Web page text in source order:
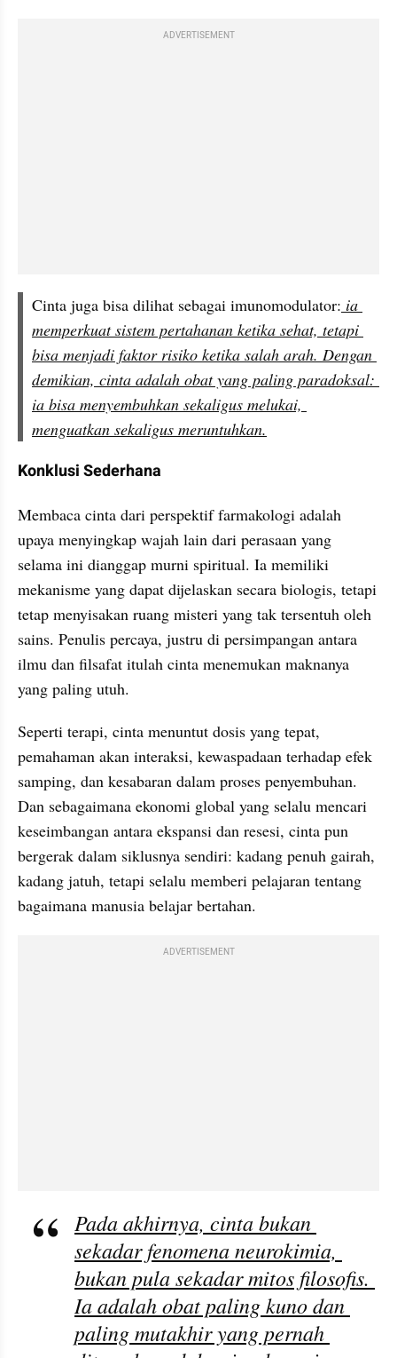
ADVERTISEMENT
Cinta juga bisa dilihat sebagai imunomodulator: ia
memperkuat sistem pertahanan ketika sehat, tetapi
bisa menjadi faktor risiko ketika salah arah. Dengan
demikian, cinta adalah obat yang paling paradoksal:
ia bisa menyembuhkan sekaligus melukai,
menguatkan sekaligus meruntuhkan.
Konklusi Sederhana
Membaca cinta dari perspektif farmakologi adalah
upaya menyingkap wajah lain dari perasaan yang
selama ini dianggap murni spiritual. Ia memiliki
mekanisme yang dapat dijelaskan secara biologis, tetapi
tetap menyisakan ruang misteri yang tak tersentuh oleh
sains. Penulis percaya, justru di persimpangan antara
ilmu dan filsafat itulah cinta menemukan maknanya
yang paling utuh.
Seperti terapi, cinta menuntut dosis yang tepat,
pemahaman akan interaksi, kewaspadaan terhadap efek
samping, dan kesabaran dalam proses penyembuhan.
Dan sebagaimana ekonomi global yang selalu mencari
keseimbangan antara ekspansi dan resesi, cinta pun
bergerak dalam siklusnya sendiri: kadang penuh gairah,
kadang jatuh, tetapi selalu memberi pelajaran tentang
bagaimana manusia belajar bertahan.
ADVERTISEMENT
Pada akhirnya, cinta bukan
sekadar fenomena neurokimia,
bukan pula sekadar mitos filosofis.
Ia adalah obat paling kuno dan
paling mutakhir yang pernah